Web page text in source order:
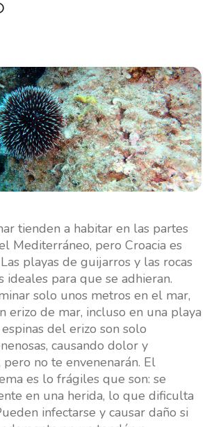
tienden a habitar en las partes
Mediterráneo, pero Croacia es
playas de guijarros y las rocas
ideales para que se adhieran.
solo unos metros en el mar,
erizo de mar, incluso en una playa
del erizo son solo
causando dolor y
no te envenenarán. El
es lo frágiles que son: se
en una herida, lo que dificulta
infectarse y causar daño si